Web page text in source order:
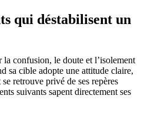
qui déstabilisent un
la confusion, le doute et l’isolement
sa cible adopte une attitude claire,
retrouve privé de ses repères
suivants sapent directement ses